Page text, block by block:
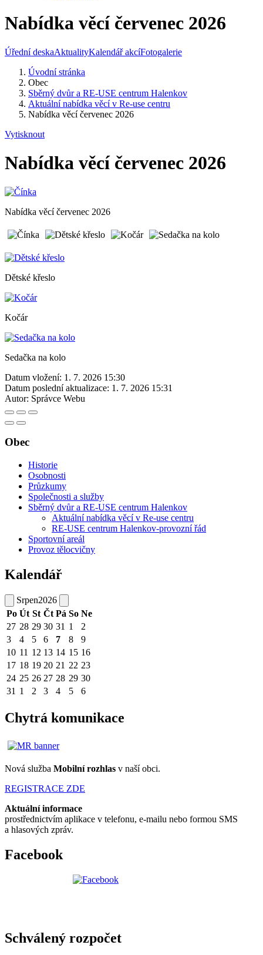
Nabídka věcí červenec 2026
Úřední deskaAktualityKalendář akcíFotogalerie
Úvodní stránka
Obec
Sběrný dvůr a RE-USE centrum Halenkov
Aktuální nabídka věcí v Re-use centru
Nabídka věcí červenec 2026
Vytisknout
Nabídka věcí červenec 2026
Nabídka věcí červenec 2026
Dětské křeslo
Kočár
Sedačka na kolo
Datum vložení: 1. 7. 2026 15:30
Datum poslední aktualizace: 1. 7. 2026 15:31
Autor: Správce Webu
Obec
Historie
Osobnosti
Průzkumy
Společnosti a služby
Sběrný dvůr a RE-USE centrum Halenkov
Aktuální nabídka věcí v Re-use centru
RE-USE centrum Halenkov-provozní řád
Sportovní areál
Provoz tělocvičny
Kalendář
Srpen2026
Po Út St Čt Pá So Ne
27 28 29 30 31 1
2
3
4 5 6 7 8
9
10 11 12 13 14 15 16
17 18 19 20 21 22 23
24 25 26 27 28 29 30
31 1 2 3 4 5 6
Chytrá komunikace
Nová služba Mobilní rozhlas v naší obci.
REGISTRACE ZDE
Aktuální informace
prostřednictvím aplikace v telefonu, e-mailu nebo formou SMS
a hlasových zpráv.
Facebook
Schválený rozpočet